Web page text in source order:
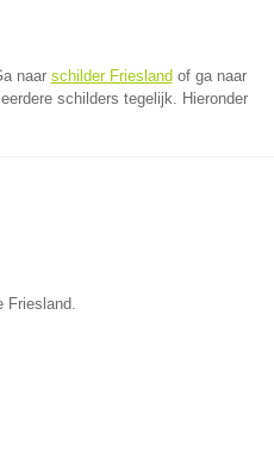
naar schilder Friesland of ga naar
schilders tegelijk. Hieronder
Friesland.